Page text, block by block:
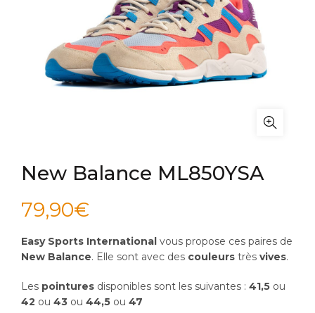
New Balance ML850YSA
79,90€
Easy Sports International vous propose ces paires de
New Balance. Elle sont avec des couleurs très vives.
Les pointures disponibles sont les suivantes : 41,5 ou
42 ou 43 ou 44,5 ou 47